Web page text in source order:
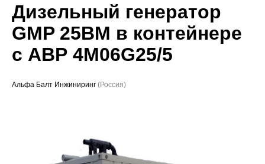
Сервис
Судовое ЭО
Проекты
Дизельный генератор
GMP 25BM в контейнере
с АВР 4M06G25/5
Альфа Балт Инжиниринг (Россия)